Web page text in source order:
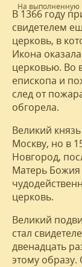
На выполненную
В 1366 году
свидетелем
церковь, в
Икона
церковью. Во
епископа и
след от
обгорела.
Великий
Москву, но в
Новгород,
Матерь Божия
церковь.
Великий
стал
двенадцать
этому